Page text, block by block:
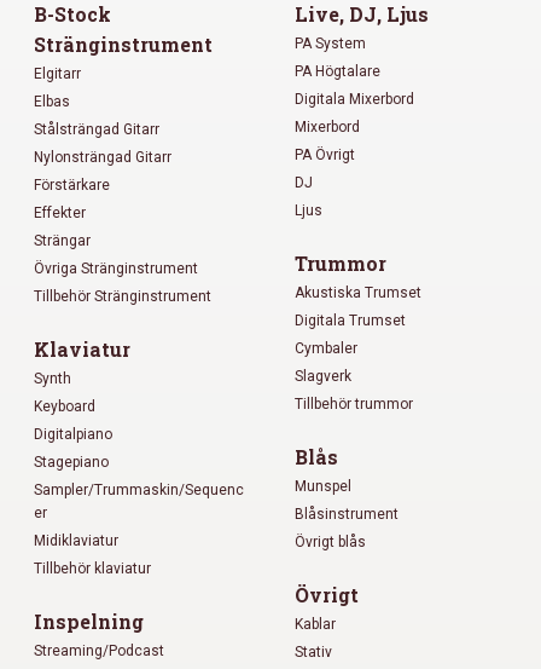
B-Stock
Stränginstrument
Elgitarr
Elbas
Stålsträngad Gitarr
Nylonsträngad Gitarr
Förstärkare
Effekter
Strängar
Övriga Stränginstrument
Tillbehör Stränginstrument
Klaviatur
Synth
Keyboard
Digitalpiano
Stagepiano
Sampler/Trummaskin/Sequenc
er
Midiklaviatur
Tillbehör klaviatur
Inspelning
Streaming/Podcast
Live, DJ, Ljus
PA System
PA Högtalare
Digitala Mixerbord
Mixerbord
PA Övrigt
DJ
Ljus
Trummor
Akustiska Trumset
Digitala Trumset
Cymbaler
Slagverk
Tillbehör trummor
Blås
Munspel
Blåsinstrument
Övrigt blås
Övrigt
Kablar
Stativ